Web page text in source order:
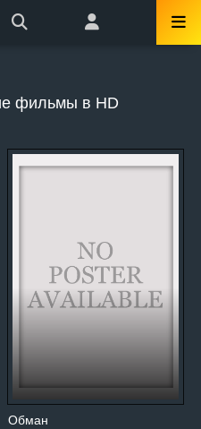
фильмы в HD
Обман